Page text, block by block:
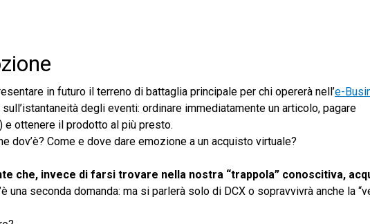
in futuro il terreno di battaglia principale per chi opererà nell’e-
degli eventi: ordinare immediatamente un articolo, pagare
ottenere il prodotto al più presto.
dov’è? Come e dove dare emozione a un acquisto virtuale?
che, invece di farsi trovare nella nostra “trappola” conoscitiva,
una seconda domanda: ma si parlerà solo di DCX o sopravvivrà anche la